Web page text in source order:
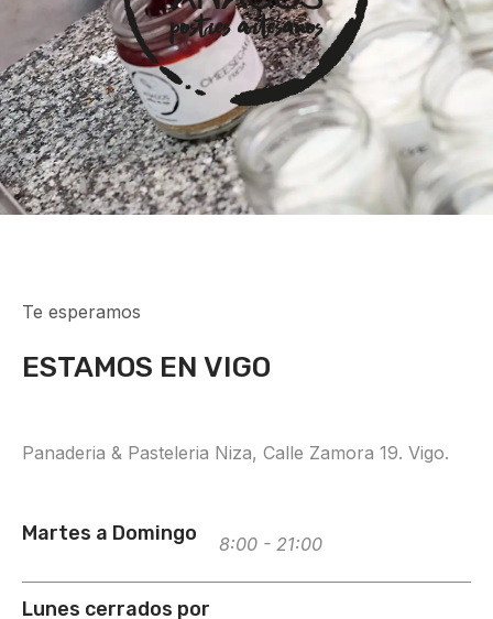
Te esperamos
ESTAMOS EN VIGO
Panaderia & Pasteleria Niza, Calle Zamora 19. Vigo.
Martes a Domingo 8:00 - 21:00
Lunes cerrados por